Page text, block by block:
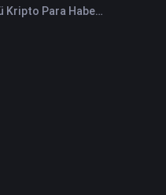
FameEX Bugünkü Kripto Para Haberleri Özeti | 27 Temmuz 2026